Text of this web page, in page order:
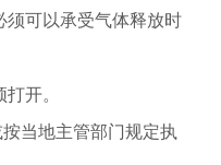
可以承受气体释放时
开。
当地主管部门规定执